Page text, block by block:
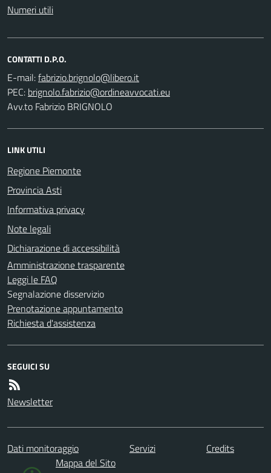
Numeri utili
CONTATTI D.P.O.
E-mail:
PEC:
Avv.to Fabrizio BRIGNOLO
LINK UTILI
Regione Piemonte
Provincia Asti
Informativa privacy
Note legali
Dichiarazione di accessibilità
Amministrazione trasparente
Leggi le FAQ
Segnalazione disservizio
Prenotazione appuntamento
Richiesta d'assistenza
SEGUICI SU
Newsletter
Dati monitoraggio Servizi
Credits
Mappa del Sito